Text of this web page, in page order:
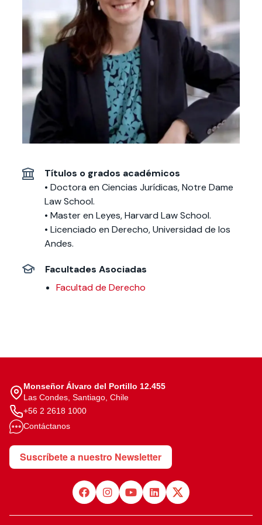
cursos
Especialidades y
estadías
Te puede
interesar:
International
students
Facultades
2025
vinculación con la
sociedad
Extensión Cultural
Te puede interesar:Filantropía y Donaciones
intercambio
Servicios y apoyos
Te puede
interesar:
Explora el campus
Uandes
estudiantiles
Títulos o grados académicos
• Doctora en Ciencias Jurídicas, Notre Dame
Law School.
• Master en Leyes, Harvard Law School.
• Licenciado en Derecho, Universidad de los
Andes.
Facultades Asociadas
Facultad de Derecho
Monseñor Álvaro del Portillo 12.455
Las Condes, Santiago, Chile
+56 2 2618 1000
Contáctanos
Suscríbete a nuestro Newsletter